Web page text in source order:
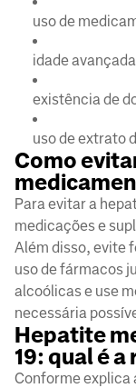
uso de
idade
existência de
uso de extrato
Como
Para evitar a
medicações e
Além disso, evite
uso de fármacos
alcoólicas e use
necessária
Hepatite
19: qual é a
Conforme explica